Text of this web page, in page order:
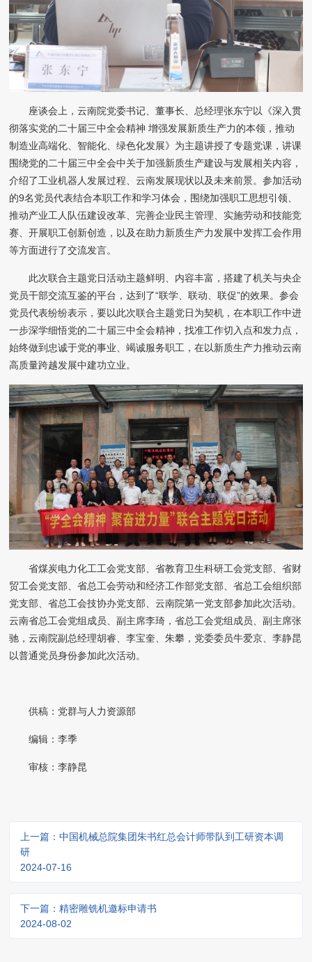
座谈会上，云南院党委书记、董事长、总经理张东宁以《深入贯
彻落实党的二十届三中全会精神 增强发展新质生产力的本领，推动
制造业高端化、智能化、绿色化发展》为主题讲授了专题党课，讲课
围绕党的二十届三中全会中关于加强新质生产建设与发展相关内容，
介绍了工业机器人发展过程、云南发展现状以及未来前景。参加活动
的9名党员代表结合本职工作和学习体会，围绕加强职工思想引领、
推动产业工人队伍建设改革、完善企业民主管理、实施劳动和技能竞
赛、开展职工创新创造，以及在助力新质生产力发展中发挥工会作用
等方面进行了交流发言。
此次联合主题党日活动主题鲜明、内容丰富，搭建了机关与央企
党员干部交流互鉴的平台，达到了“联学、联动、联促”的效果。参会
党员代表纷纷表示，要以此次联合主题党日为契机，在本职工作中进
一步深学细悟党的二十届三中全会精神，找准工作切入点和发力点，
始终做到忠诚于党的事业、竭诚服务职工，在以新质生产力推动云南
高质量跨越发展中建功立业。
省煤炭电力化工工会党支部、省教育卫生科研工会党支部、省财
贸工会党支部、省总工会劳动和经济工作部党支部、省总工会组织部
党支部、省总工会技协办党支部、云南院第一党支部参加此次活动。
云南省总工会党组成员、副主席李琦，省总工会党组成员、副主席张
驰，云南院副总经理胡睿、李宝奎、朱攀， 党委委员牛爱京、李静昆
以普通党员身份参加此次活动。
供稿：党群与人力资源部
编辑：李季
审核：李静昆
上一篇：中国机械总院集团朱书红总会计师带队到工研资本调
研
2024-07-16
下一篇：精密雕铣机邀标申请书
2024-08-02